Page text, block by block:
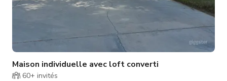
Maison individuelle avec loft converti
60+ invités